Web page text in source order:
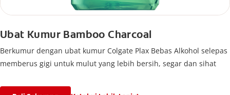
Ubat Kumur Bamboo Charcoal
Berkumur dengan ubat kumur Colgate Plax Bebas Alkohol selepas
memberus gigi untuk mulut yang lebih bersih, segar dan sihat